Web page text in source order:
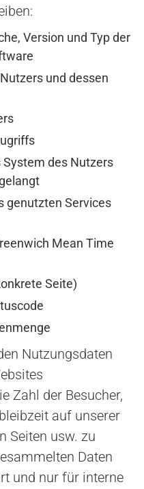
Version und Typ der
und dessen
System des Nutzers
genutzten Services
Mean Time
Seite)
Nutzungsdaten
Zahl der Besucher,
auf unserer
Seiten usw. zu
Daten
und nur für interne